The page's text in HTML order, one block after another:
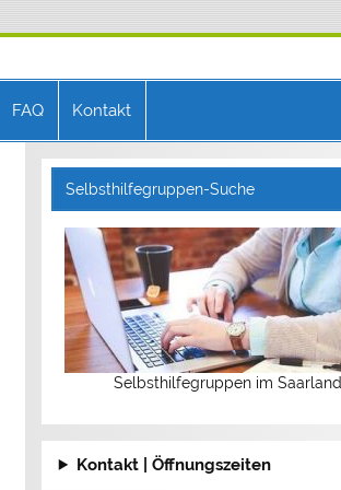
FAQ Kontakt
Selbsthilfegruppen-Suche
Selbsthilfegruppen im Saarland
Kontakt | Öffnungszeiten